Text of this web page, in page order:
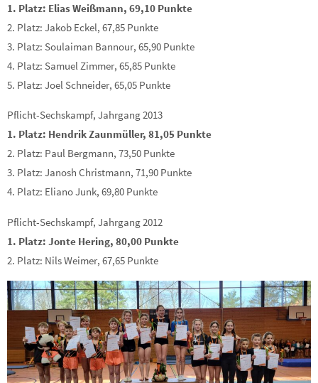
1. Platz: Elias Weißmann, 69,10 Punkte
2. Platz: Jakob Eckel, 67,85 Punkte
3. Platz: Soulaiman Bannour, 65,90 Punkte
4. Platz: Samuel Zimmer, 65,85 Punkte
5. Platz: Joel Schneider, 65,05 Punkte
Pflicht-Sechskampf, Jahrgang 2013
1. Platz: Hendrik Zaunmüller, 81,05 Punkte
2. Platz: Paul Bergmann, 73,50 Punkte
3. Platz: Janosh Christmann, 71,90 Punkte
4. Platz: Eliano Junk, 69,80 Punkte
Pflicht-Sechskampf, Jahrgang 2012
1. Platz: Jonte Hering, 80,00 Punkte
2. Platz: Nils Weimer, 67,65 Punkte